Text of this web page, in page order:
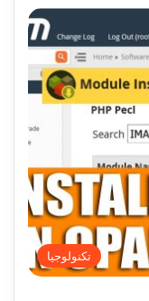
تكنولوجيا